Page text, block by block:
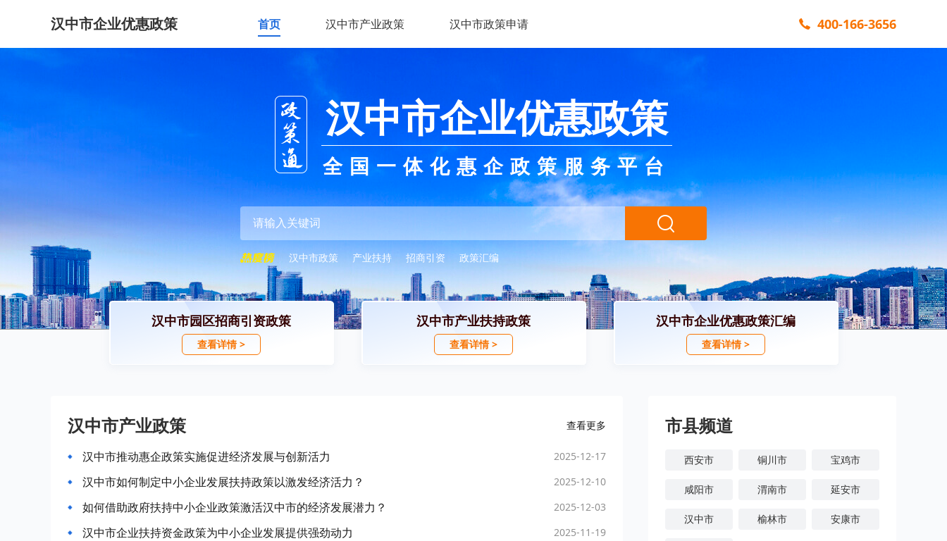
汉中市企业优惠政策 首页 汉中市产业政策 汉中市政策申请 400-166-3656
汉中市企业优惠政策
全国一体化惠企政策服务平台
汉中市政策 产业扶持 招商引资 政策汇编
汉中市园区招商引资政策
查看详情 >
汉中市产业扶持政策
查看详情 >
汉中市企业优惠政策汇编
查看详情 >
汉中市产业政策 查看更多
汉中市推动惠企政策实施促进经济发展与创新活力 2025-12-17
汉中市如何制定中小企业发展扶持政策以激发经济活力？ 2025-12-10
如何借助政府扶持中小企业政策激活汉中市的经济发展潜力？ 2025-12-03
汉中市企业扶持资金政策为中小企业发展提供强劲动力 2025-11-19
市县频道
西安市 铜川市 宝鸡市
咸阳市 渭南市 延安市
汉中市 榆林市 安康市